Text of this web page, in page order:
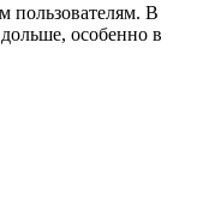
пользователям. В
особенно в